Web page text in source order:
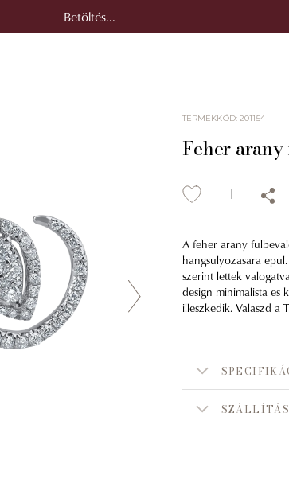
Betöltés...
TERMÉKKÓD:201154
Feher
A feher arany
hangsulyozasara
szerint lettek
design minimalista es
illeszkedik. Valaszd a